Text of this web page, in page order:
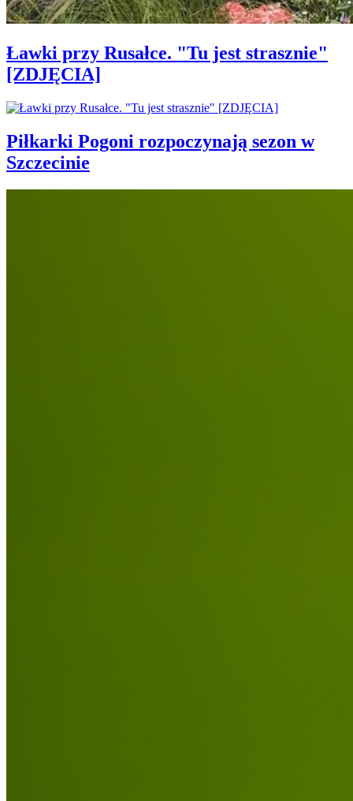
Ławki przy Rusałce. "Tu jest strasznie"
[ZDJĘCIA]
Piłkarki Pogoni rozpoczynają sezon w
Szczecinie